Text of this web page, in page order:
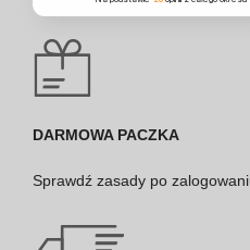
DARMOWA PACZKA
Sprawdź zasady po